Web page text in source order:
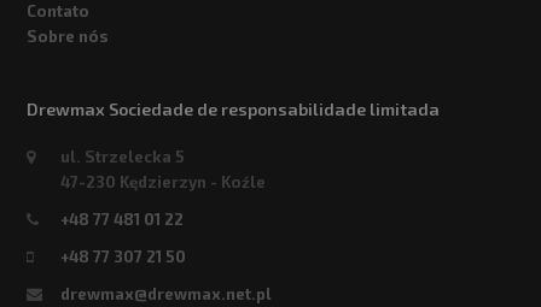
Contato
Sobre nós
Drewmax Sociedade de responsabilidade limitada
ul. Strzelecka 5
47-230 Kędzierzyn - Koźle
+48 77 481 01 22
+48 77 307 21 50
drewmax@drewmax.net.pl